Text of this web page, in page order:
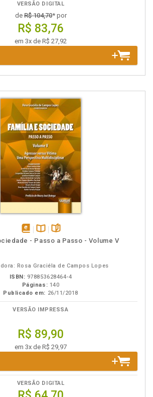
VERSÃO DIGITAL
deR$ 104,70* por
R$ 83,76
em 3x de R$ 27,92
disponívelDisponível
páginas
- Passo a Passo - Volume V
Rosa Graciéla de Campos Lopes
ISBN: 978853628464-4
Páginas: 140
Publicado em: 26/11/2018
VERSÃO IMPRESSA
R$ 89,90
em 3x de R$ 29,97
VERSÃO DIGITAL